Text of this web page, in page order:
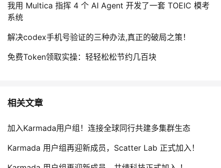
我用 Multica 指挥 4 个 AI Agent 开发了一套 TOEIC 模考
系统
解决codex手机号验证的三种办法,真正的破局之策！
免费Token领取实操：轻轻松松节约几百块
相关文章
加入Karmada用户组！连接全球同行共建多集群生态
Karmada 用户组再迎新成员，Scatter Lab 正式加入！